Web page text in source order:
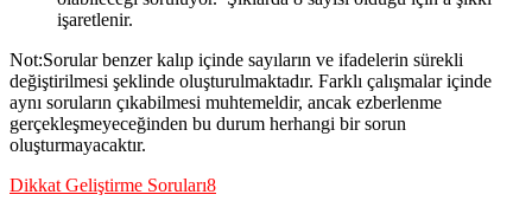
işaretlenir.
Not:Sorular benzer kalıp içinde sayıların ve ifadelerin sürekli
değiştirilmesi şeklinde oluşturulmaktadır. Farklı çalışmalar içinde
aynı soruların çıkabilmesi muhtemeldir, ancak ezberlenme
gerçekleşmeyeceğinden bu durum herhangi bir sorun
oluşturmayacaktır.
Dikkat Geliştirme Soruları8